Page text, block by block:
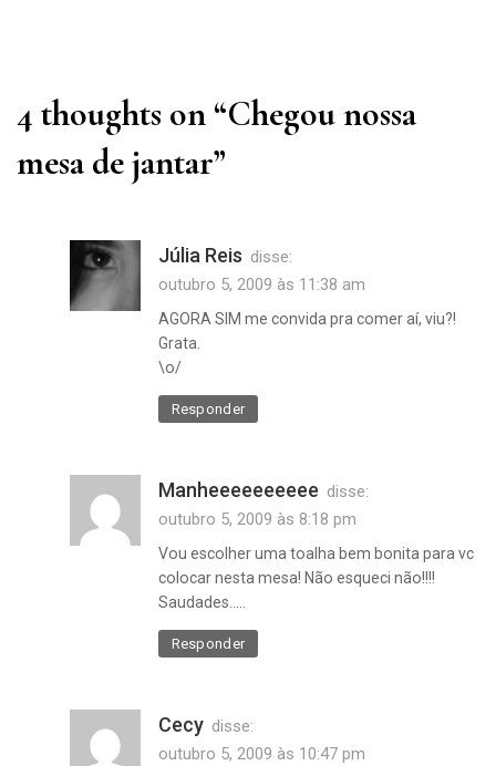
4 thoughts on “Chegou nossa
mesa de jantar”
Júlia Reis disse:
outubro 5, 2009 às 11:38 am
AGORA SIM me convida pra comer aí, viu?!
Grata.
\o/
Responder
Manheeeeeeeeee disse:
outubro 5, 2009 às 8:18 pm
Vou escolher uma toalha bem bonita para vc
colocar nesta mesa! Não esqueci não!!!!
Saudades…..
Responder
Cecy disse:
outubro 5, 2009 às 10:47 pm